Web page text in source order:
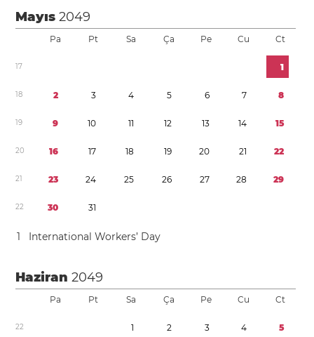
Mayıs2049
Pa Pt Sa Ça Pe Cu Ct
17 1
18 2 3 4 5 6 7 8
19 9 10 11 12 13 14 15
20 16 17 18 19 20 21 22
21 23 24 25 26 27 28 29
22 30 31
1 International Workers’ Day
Haziran2049
Pa Pt Sa Ça Pe Cu Ct
22 1 2 3 4 5